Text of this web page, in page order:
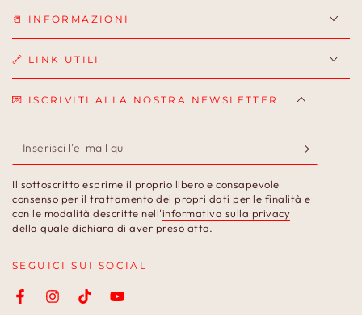
📒 INFORMAZIONI
🔗 LINK UTILI
💌 ISCRIVITI ALLA NOSTRA NEWSLETTER
Inserisci
l'e-
mail
qui
Il sottoscritto esprime il proprio libero e consapevole
consenso per il trattamento dei propri dati per le finalità e
con le modalità descritte nell'informativa sulla privacy
della quale dichiara di aver preso atto.
SEGUICI SUI SOCIAL
FacebookInstagramTikTokYouTube